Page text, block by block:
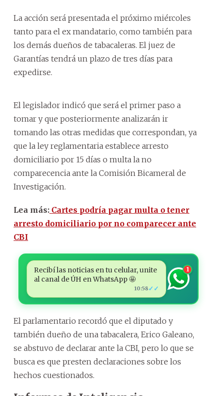
La acción será presentada el próximo miércoles
tanto para el ex mandatario, como también para
los demás dueños de tabacaleras. El juez de
Garantías tendrá un plazo de tres días para
expedirse.
El legislador indicó que será el primer paso a
tomar y que posteriormente analizarán ir
tomando las otras medidas que correspondan, ya
que la ley reglamentaria establece arresto
domiciliario por 15 días o multa la no
comparecencia ante la Comisión Bicameral de
Investigación.
Lea más: Cartes podría pagar multa o tener
arresto domiciliario por no comparecer ante
CBI
Recibí las noticias en tu celular, unite
al canal de ÚH en WhatsApp 🤩
10:58✓✓
1
El parlamentario recordó que el diputado y
también dueño de una tabacalera, Erico Galeano,
se abstuvo de declarar ante la CBI, pero lo que se
busca es que presten declaraciones sobre los
hechos cuestionados.